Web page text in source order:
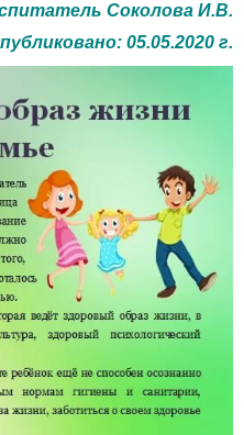
Соколова И.В.
05.05.2020 г.